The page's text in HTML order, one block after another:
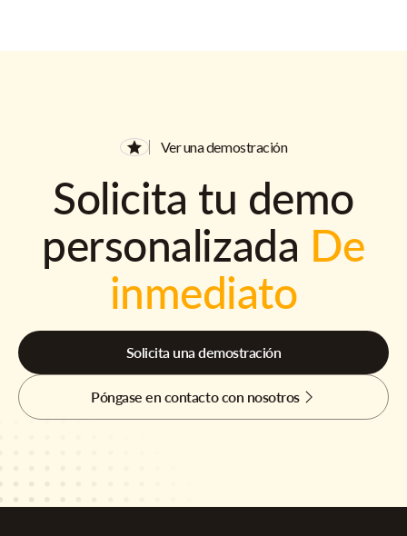
Ver una demostración
Solicita tu demo
personalizada De
inmediato
Solicita una demostración
Póngase en contacto con nosotros